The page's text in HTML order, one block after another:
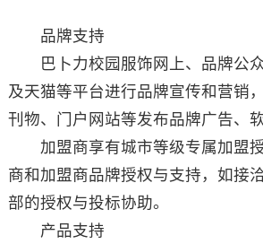
品牌支持
巴卜力校园服饰网上、品牌公众
及天猫等平台进行品牌宣传和营销
刊物、门户网站等发布品牌广告、
加盟商享有城市等级专属加盟
商和加盟商品牌授权与支持，如接
部的授权与投标协助。
产品支持